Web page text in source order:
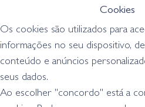
€ 4.75
Geecrack NeKo
Hack
Cookies
Os cookies são utilizados para
informações no seu dispositivo,
conteúdo e anúncios
seus dados.
Ao escolher "concordo" está a